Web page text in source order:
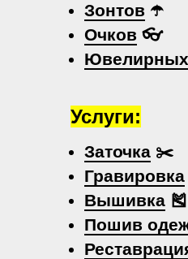
Зонтов ☂️
Очков 👓
Ювелирных
Заточка ✂️
Гравировка
Вышивка 🎽
Пошив
Услуги: